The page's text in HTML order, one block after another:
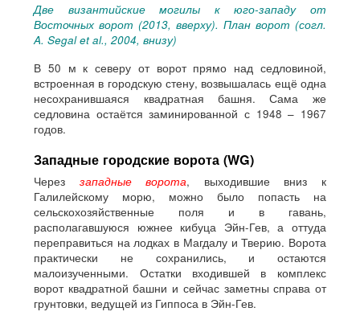
Две византийские могилы к юго-западу от
Восточных ворот (2013, вверху). План ворот (согл.
A. Segal et al., 2004, внизу)
В 50 м к северу от ворот прямо над седловиной,
встроенная в городскую стену, возвышалась ещё одна
несохранившаяся квадратная башня. Сама же
седловина остаётся заминированной с 1948 – 1967
годов.
Западные городские ворота (WG)
Через западные ворота, выходившие вниз к
Галилейскому морю, можно было попасть на
сельскохозяйственные поля и в гавань,
располагавшуюся южнее кибуца Эйн-Гев, а оттуда
переправиться на лодках в Магдалу и Тверию. Ворота
практически не сохранились, и остаются
малоизученными. Остатки входившей в комплекс
ворот квадратной башни и сейчас заметны справа от
грунтовки, ведущей из Гиппоса в Эйн-Гев.